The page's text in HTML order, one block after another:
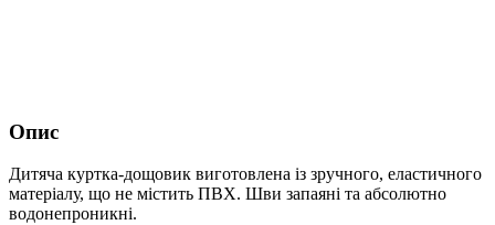
Опис
Дитяча куртка-дощовик виготовлена із зручного, еластичного
матеріалу, що не містить ПВХ. Шви запаяні та абсолютно
водонепроникні.